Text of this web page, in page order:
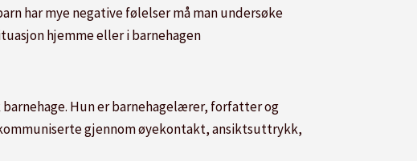
har mye negative følelser må man undersøke
hjemme eller i barnehagen
Hun er barnehagelærer, forfatter og
gjennom øyekontakt, ansiktsuttrykk,